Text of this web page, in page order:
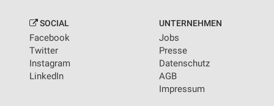
SOCIAL
Facebook
Twitter
Instagram
LinkedIn
UNTERNEHMEN
Jobs
Presse
Datenschutz
AGB
Impressum